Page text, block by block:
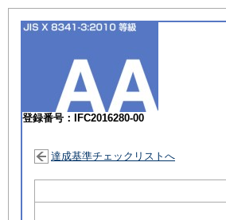
登録番号：IFC2016280-00
達成基準チェックリストへ